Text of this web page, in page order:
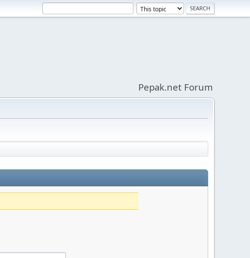
Pepak.net Forum